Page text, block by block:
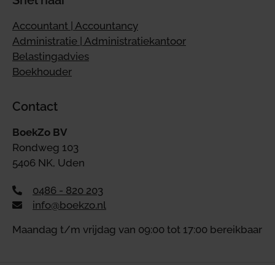
Accountant | Accountancy
Administratie | Administratiekantoor
Belastingadvies
Boekhouder
Contact
BoekZo BV
Rondweg 103
5406 NK, Uden
0486 - 820 203
info@boekzo.nl
Maandag t/m vrijdag van 09:00 tot 17:00 bereikbaar